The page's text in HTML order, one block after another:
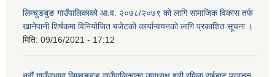
लिम्चुङबुङ गाउँपालिकाको आ.व. २०७८/२०७९ को लागि सामाजिक विकास तर्फ
खानेपानी शिर्षकमा विनियोजित बजेटको कार्यान्वयनको लागि प्रकाशित सूचना ।
मिति: 09/16/2021 - 17:12